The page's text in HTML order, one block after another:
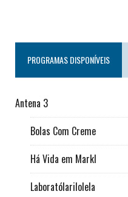
PROGRAMAS DISPONÍVEIS
Antena 3
Bolas Com Creme
Há Vida em Markl
Laboratólarilolela